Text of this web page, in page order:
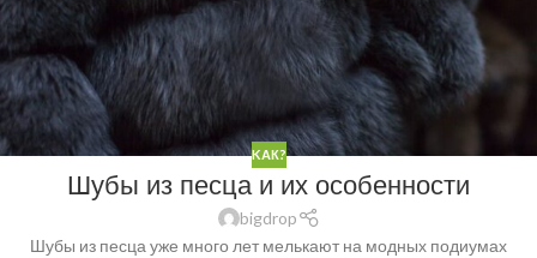
KАК?
Шубы из песца и их особенности
bigdrop
Шубы из песца уже много лет мелькают на модных подиумах